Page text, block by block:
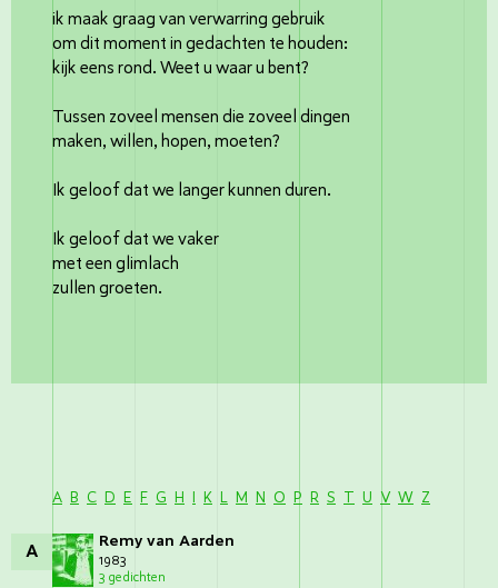
ik maak graag van verwarring gebruik
om dit moment in gedachten te houden:
kijk eens rond. Weet u waar u bent?
Tussen zoveel mensen die zoveel dingen
maken, willen, hopen, moeten?
Ik geloof dat we langer kunnen duren.
Ik geloof dat we vaker
met een glimlach
zullen groeten.
A B C D E F G H I K L M N O P R S T U V W Z
A Remy van Aarden
1983
3 gedichten